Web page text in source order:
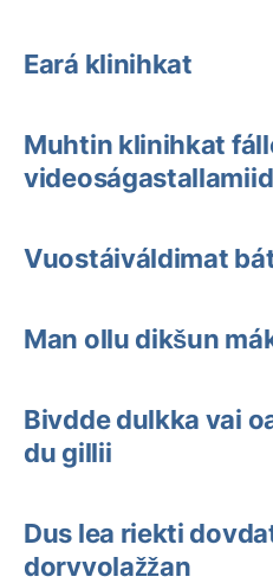
Eará klinihkat
Muhtin klinihkat
videoságastallamiid
Vuostáiváldimat
Man ollu dikšun
Bivdde dulkka vai
du gillii
Dus lea riekti
dorvvolažžan